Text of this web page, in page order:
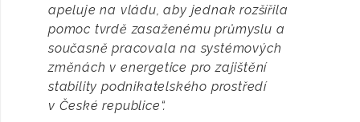
apeluje na vládu, aby jednak rozšířila
pomoc tvrdě zasaženému průmyslu a
současně pracovala na systémových
změnách v energetice pro zajištění
stability podnikatelského prostředí
v České republice“.